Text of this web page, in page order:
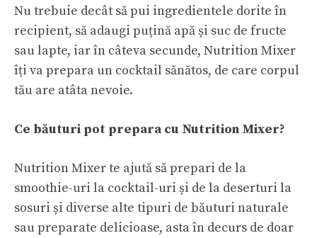
Nu trebuie decât să pui ingredientele dorite în
recipient, să adaugi puțină apă și suc de fructe
sau lapte, iar în câteva secunde, Nutrition Mixer
îți va prepara un cocktail sănătos, de care corpul
tău are atâta nevoie.
Ce băuturi pot prepara cu Nutrition Mixer?
Nutrition Mixer te ajută să prepari de la
smoothie-uri la cocktail-uri și de la deserturi la
sosuri și diverse alte tipuri de băuturi naturale
sau preparate delicioase, asta în decurs de doar